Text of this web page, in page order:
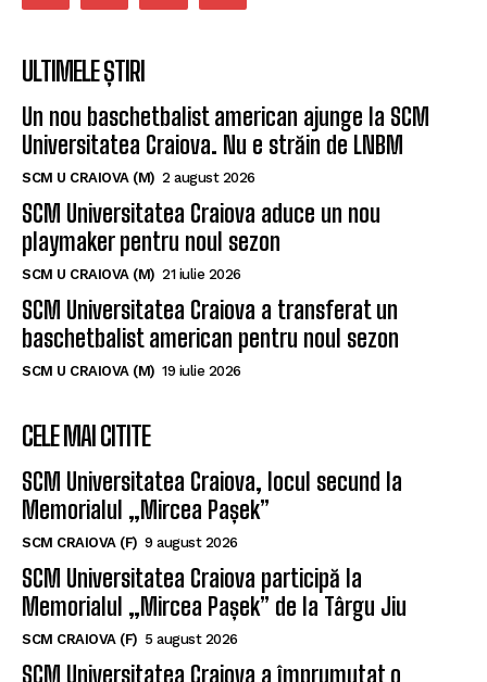
ULTIMELE ȘTIRI
Un nou baschetbalist american ajunge la SCM
Universitatea Craiova. Nu e străin de LNBM
SCM U CRAIOVA (M) 2 august 2026
SCM Universitatea Craiova aduce un nou
playmaker pentru noul sezon
SCM U CRAIOVA (M) 21 iulie 2026
SCM Universitatea Craiova a transferat un
baschetbalist american pentru noul sezon
SCM U CRAIOVA (M) 19 iulie 2026
CELE MAI CITITE
SCM Universitatea Craiova, locul secund la
Memorialul „Mircea Pașek”
SCM CRAIOVA (F) 9 august 2026
SCM Universitatea Craiova participă la
Memorialul „Mircea Pașek” de la Târgu Jiu
SCM CRAIOVA (F) 5 august 2026
SCM Universitatea Craiova a împrumutat o